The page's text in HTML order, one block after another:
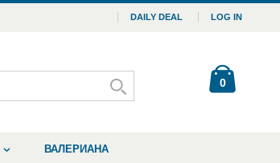
DAILY DEAL LOG IN
0
ВАЛЕРИАНА